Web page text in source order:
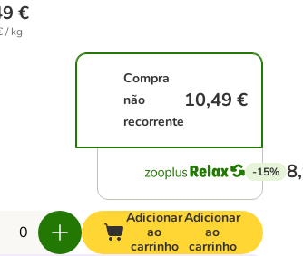
€
/ kg
Compra
não
recorrente
10,49 €
-15%
Adicionar
ao
carrinho
Adicionar
ao
carrinho